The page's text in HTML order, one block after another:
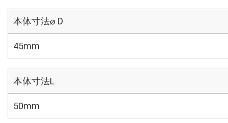
本体寸法⌀ D
45mm
本体寸法L
50mm